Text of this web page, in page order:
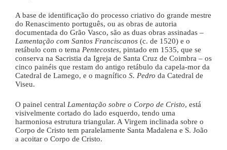
A base de identificação do processo criativo do grande mestre
do Renascimento português, ou as obras de autoria
documentada do Grão Vasco, são as duas obras assinadas –
Lamentação com Santos Franciscanos (c. de 1520) e o
retábulo com o tema Pentecostes, pintado em 1535, que se
conserva na Sacristia da Igreja de Santa Cruz de Coimbra – os
cinco painéis que restam do antigo retábulo da capela-mor da
Catedral de Lamego, e o magnífico S. Pedro da Catedral de
Viseu.
O painel central Lamentação sobre o Corpo de Cristo, está
visivelmente cortado do lado esquerdo, tendo uma
harmoniosa estrutura triangular. A Virgem inclinada sobre o
Corpo de Cristo tem paralelamente Santa Madalena e S. João
a acoitar o Corpo de Cristo.